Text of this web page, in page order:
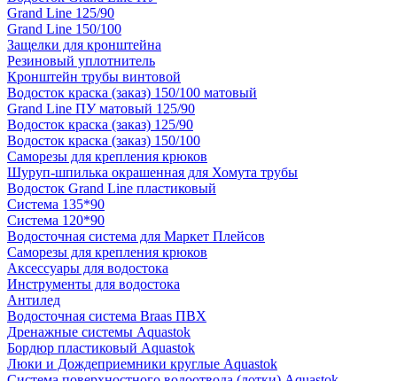
Grand Line 125/90
Grand Line 150/100
Защелки для кронштейна
Резиновый уплотнитель
Кронштейн трубы винтовой
Водосток краска (заказ) 150/100 матовый
Grand Line ПУ матовый 125/90
Водосток краска (заказ) 125/90
Водосток краска (заказ) 150/100
Саморезы для крепления крюков
Шуруп-шпилька окрашенная для Хомута трубы
Водосток Grand Line пластиковый
Система 135*90
Система 120*90
Водосточная система для Маркет Плейсов
Саморезы для крепления крюков
Аксессуары для водостока
Инструменты для водостока
Антилед
Водосточная система Braas ПВХ
Дренажные системы Aquastok
Бордюр пластиковый Aquastok
Люки и Дождеприемники круглые Aquastok